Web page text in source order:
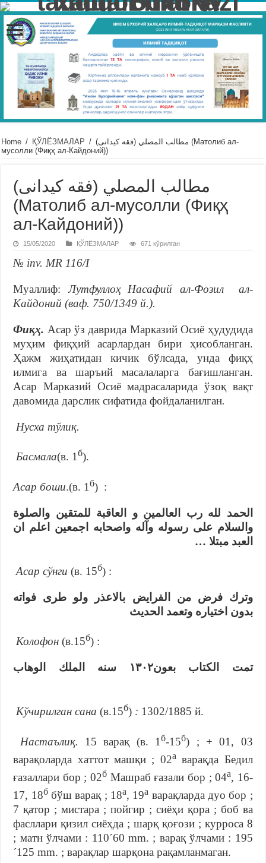
Home / ҚЎЛЁЗМАЛАР / (مطالب المصلي (فقه كيدانى (Матолиб ал-
мусолли (Фиқҳ ал-Кайдоний))
(مطالب المصلي (فقه كيدانى
(Матолиб ал-мусолли (Фиқҳ
ал-Кайдоний))
15/05/2020 ҚЎЛЁЗМАЛАР 671 кўрилган
№ inv. MR 116/I
Муаллиф:Лутфуллоҳ Насафий ал-Фозил ал-
Кайдоний (ваф. 750/1349 й.).
Фиқҳ. Асар ўз даврида Марказий Осиё ҳудудида
муҳим фиқҳий асарлардан бири ҳисобланган.
Ҳажм жиҳатидан кичик бўлсада, унда фиқҳ
илмига ва шаръий масалаларга бағишланган.
Асар Марказий Осиё мадрасаларида ўзоқ вақт
давомида дарслик сифатида фойдаланилган.
Нусха тўлиқ.
Басмала(в. 1б).
Асар боши.(в. 1б) :
الحمد لله رب العالمين و العاقبة للمتقين والصلوة
والسلام على رسوله وآله واصحابه اجمعين اعلم ان
العبد مبتلا …
Асар сўнги (в. 15б) :
وترك فرض من الفرايض بالاعذر ولو طرى فواته
بدون اختياره وتعمد الحديث
Колофон (в.15б) :
تمت الكتاب بعون۱۳٠۲ سنه الملك الوهاب
Кўчирилган сана(в.15б) : 1302/1885 й.
Настаълиқ. 15 варақ (в. 1б-15б) ; + 01, 03
варақоларда хаттот машқи ; 02аварақда Бедил
ғазаллари бор ; 02б Машраб ғазали бор ; 04а, 16-
17, 18ббўш варақ ; 18а, 19а варақларда дуо бор ;
7 қатор ; мистара ; пойгир ; сиёҳи қора ; боб ва
фасллари қизил сиёҳда ; шарқ қоғози ; курроса 8
; матн ўлчами : 110´60 mm. ; варақ ўлчами : 195
´125 mm. ; варақлар шарқона рақамланмаган.